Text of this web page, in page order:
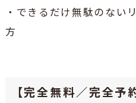
・できるだけ無駄のない
方
【完全無料／完全予